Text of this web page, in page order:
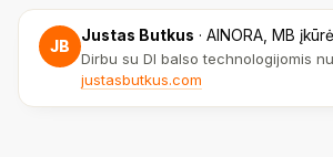
JB
Justas Butkus · AINORA, MB
Dirbu su DI balso technologijomis
justasbutkus.com